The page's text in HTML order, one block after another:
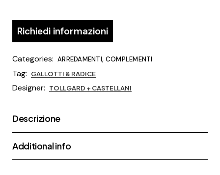
Richiedi informazioni
Categories: ARREDAMENTI, COMPLEMENTI
Tag: GALLOTTI & RADICE
Designer: TOLLGARD + CASTELLANI
Descrizione
Additional info